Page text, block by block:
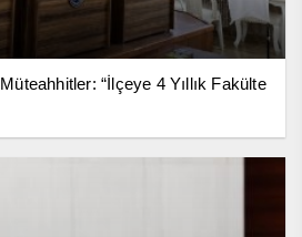
“İlçeye 4 Yıllık Fakülte